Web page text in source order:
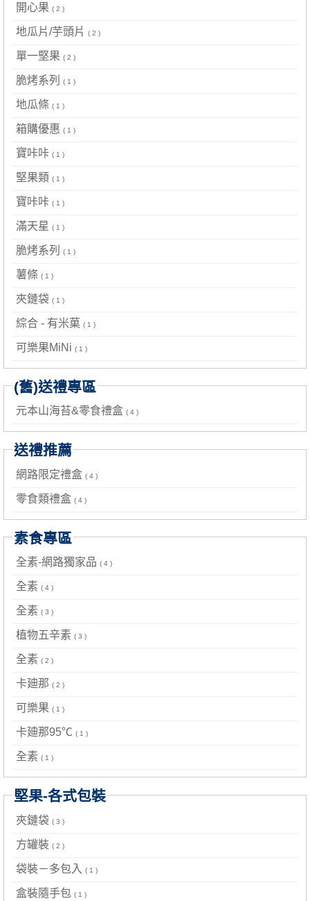
開心果 ( 2 )
地瓜片/芋頭片 ( 2 )
單一堅果 ( 2 )
脆烤系列 ( 1 )
地瓜條 ( 1 )
箱購優惠 ( 1 )
寶咔咔 ( 1 )
堅果類 ( 1 )
寶咔咔 ( 1 )
滿天星 ( 1 )
脆烤系列 ( 1 )
薯條 ( 1 )
夾鏈袋 ( 1 )
綜合 - 有米菓 ( 1 )
可樂果MiNi ( 1 )
(舊)送禮專區
元本山海苔&零食禮盒 ( 4 )
送禮推薦
網路限定禮盒 ( 4 )
零食類禮盒 ( 4 )
素食專區
全素-網路獨家品 ( 4 )
全素 ( 4 )
全素 ( 3 )
植物五辛素 ( 3 )
全素 ( 2 )
卡廸那 ( 2 )
可樂果 ( 1 )
卡廸那95℃ ( 1 )
全素 ( 1 )
堅果-各式包裝
夾鏈袋 ( 3 )
方罐裝 ( 2 )
袋裝－多包入 ( 1 )
盒裝隨手包 ( 1 )